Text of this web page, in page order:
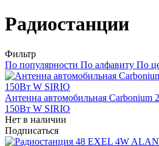
Радиостанции
Фильтр
По популярности По алфавиту По
Антенна автомобильная Carbonium
150Вт W SIRIO
Нет в наличии
Подписаться